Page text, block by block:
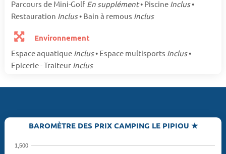
Parcours de Mini-Golf En supplément• Piscine Inclus•
Restauration Inclus• Bain à remous Inclus
Environnement
Espace aquatique Inclus• Espace multisports Inclus•
Epicerie - Traiteur Inclus
BAROMÈTRE DES PRIX CAMPING LE PIPIOU ★
1,500